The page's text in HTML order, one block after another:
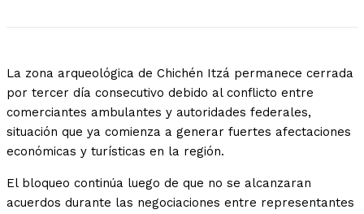
La zona arqueológica de Chichén Itzá permanece cerrada
por tercer día consecutivo debido al conflicto entre
comerciantes ambulantes y autoridades federales,
situación que ya comienza a generar fuertes afectaciones
económicas y turísticas en la región.
El bloqueo continúa luego de que no se alcanzaran
acuerdos durante las negociaciones entre representantes